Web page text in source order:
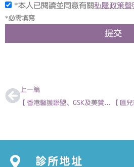
*本人已閱讀並同意有關私隱政策聲
*必需填寫
提交
上一篇
【香港醫護聯盟、GSK及美贊臣- 「媽寶健康大全」產前講座】許漢琳醫生 – 嬰幼兒嚴重傳染病及疫苗
診所地址